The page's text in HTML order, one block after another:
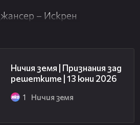
– Искрен
Ничия земя | Признания зад
решетките | 13 юни 2026
1 Ничия земя